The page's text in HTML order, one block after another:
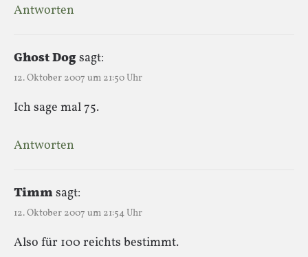
Antworten
Ghost Dogsagt:
12. Oktober 2007 um 21:50 Uhr
Ich sage mal 75.
Antworten
Timmsagt:
12. Oktober 2007 um 21:54 Uhr
Also für 100 reichts bestimmt.